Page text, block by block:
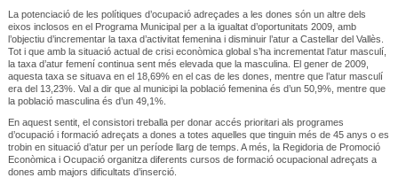
La potenciació de les polítiques d’ocupació adreçades a les dones són un altre dels
eixos inclosos en el Programa Municipal per a la igualtat d’oportunitats 2009, amb
l’objectiu d’incrementar la taxa d’activitat femenina i disminuir l’atur a Castellar del Vallès.
Tot i que amb la situació actual de crisi econòmica global s’ha incrementat l’atur masculí,
la taxa d’atur femení continua sent més elevada que la masculina. El gener de 2009,
aquesta taxa se situava en el 18,69% en el cas de les dones, mentre que l’atur masculí
era del 13,23%. Val a dir que al municipi la població femenina és d’un 50,9%, mentre que
la població masculina és d’un 49,1%.
En aquest sentit, el consistori treballa per donar accés prioritari als programes
d’ocupació i formació adreçats a dones a totes aquelles que tinguin més de 45 anys o es
trobin en situació d’atur per un període llarg de temps. A més, la Regidoria de Promoció
Econòmica i Ocupació organitza diferents cursos de formació ocupacional adreçats a
dones amb majors dificultats d’inserció.